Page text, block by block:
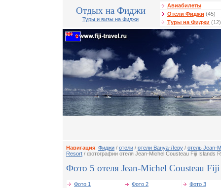
Отдых на Фиджи
Туры и визы на Фиджи
Авиабилеты
Отели Фиджи (45)
Туры на Фиджи (12)
Навигация: Фиджи / отели / отели Вануa-Леву / отель Jean-
Resort / фотографии отеля Jean-Michel Cousteau Fiji Islands
Фото 5 отеля Jean-Michel Cousteau
Фото 1 Фото 2
Фото 3